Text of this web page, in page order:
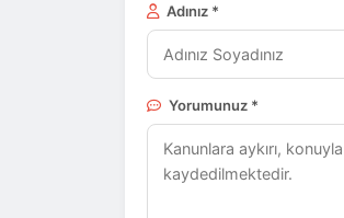
Adınız *
Yorumunuz *